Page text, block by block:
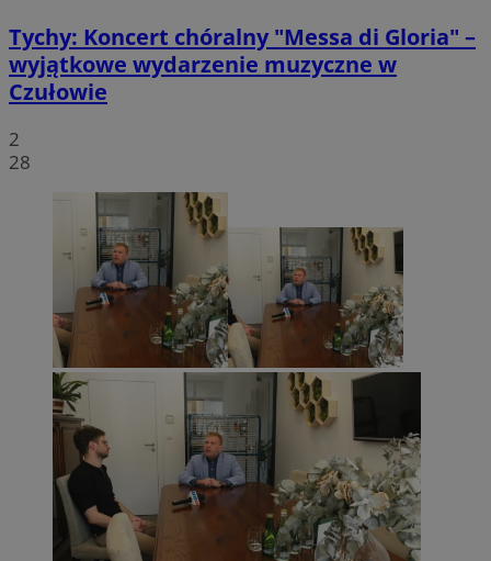
Tychy: Koncert chóralny "Messa di Gloria" –
wyjątkowe wydarzenie muzyczne w
Czułowie
2
28